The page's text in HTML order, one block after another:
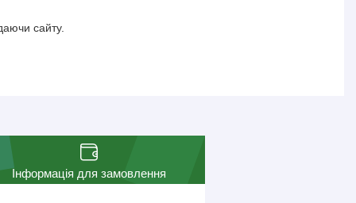
сайту.
Інформація для замовлення